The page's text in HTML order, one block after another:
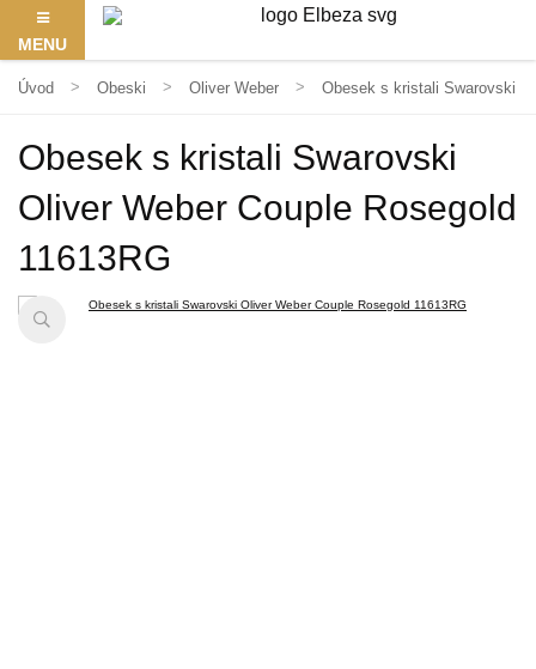
MENU
Úvod Obeski Oliver Weber Obesek s kristali Swarovski
Obesek s kristali Swarovski
Oliver Weber Couple Rosegold
11613RG